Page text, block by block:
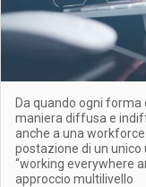
Da quando ogni
maniera diffusa e
anche a una
postazione di un
“working everywhere
approccio multilivello